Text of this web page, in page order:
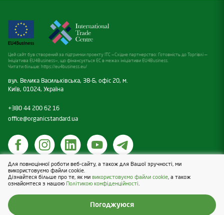
вул. Велика Васильківська, 38-Б, офіс 20, м.
Київ, 01024, Україна
Цей сайт був створений за підтримки проекту ITC «Східне партнерство: Готовність до Торгівлі —
Ініціатива EU4Business», що фінансується ЕС в межах ініціативи EU4Business.
Читати більше: https://eu4business.eu/
+380 44 200 62 16
office@organicstandard.ua
Політика щодо cookies
Політика конфіденційності
Для повноцінної роботи веб-сайту, а також для Вашої зручності, ми
використовуємо файли cookie.
Дізнайтеся більше про те, як ми використовуємо файли cookie, а також
ознайомтеся з нашою
Політикою конфіденційності.
Погоджуюся